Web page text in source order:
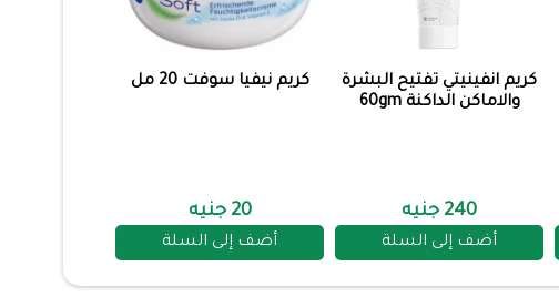
كريم انفينيتي تفتيح البشرة
والاماكن الداكنة 60gm
240 جنيه
أضف إلى السلة
كريم نيفيا سوفت 20 مل
20 جنيه
أضف إلى السلة